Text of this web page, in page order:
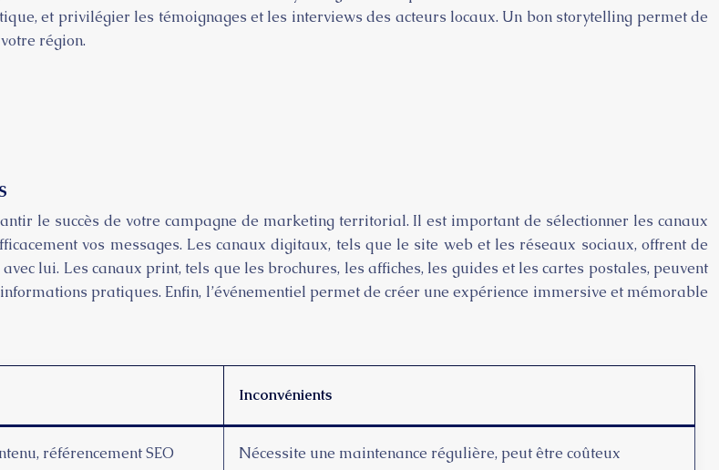
et privilégier les témoignages et les interviews des acteurs locaux. Un bon storytelling permet de
région.
le succès de votre campagne de marketing territorial. Il est important de sélectionner les canaux
vos messages. Les canaux digitaux, tels que le site web et les réseaux sociaux, offrent de
lui. Les canaux print, tels que les brochures, les affiches, les guides et les cartes postales, peuvent
pratiques. Enfin, l’événementiel permet de créer une expérience immersive et mémorable
Inconvénients
référencement SEO Nécessite une maintenance régulière, peut être coûteux